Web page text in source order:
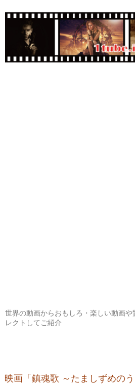
世界の動画からおもしろ・楽しい動画
レクトしてご紹介
映画「鎮魂歌 ～たましずめの